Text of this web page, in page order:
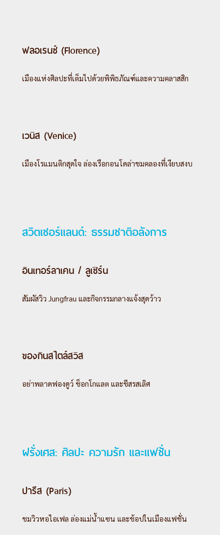
ฟลอเรนซ์ (Florence)
เมืองแห่งศิลปะที่เต็มไปด้วยพิพิธภัณฑ์และความคลาสสิก
เวนิส (Venice)
เมืองโรแมนติกสุดใจ ล่องเรือกอนโดล่าชมคลองที่เงียบสงบ
สวิตเซอร์แลนด์: ธรรมชาติอลังการ
อินเทอร์ลาเคน / ลูเซิร์น
สัมผัสวิว Jungfrau และกิจกรรมกลางแจ้งสุดว้าว
ของกินสไตล์สวิส
อย่าพลาดฟองดูว์ ช็อกโกแลต และชีสรสเลิศ
ฝรั่งเศส: ศิลปะ ความรัก และแฟชั่น
ปารีส (Paris)
ชมวิวหอไอเฟล ล่องแม่น้ำแซน และช้อปในเมืองแฟชั่น